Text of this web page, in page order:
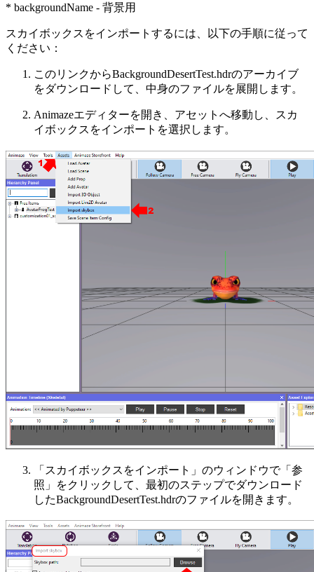
* backgroundName - 背景用
スカイボックスをインポートするには、以下の手順に従って
ください：
このリンクからBackgroundDesertTest.hdrのアーカイブ
をダウンロードして、中身のファイルを展開します。
Animazeエディターを開き、 アセット へ移動し、
スカ
イボックスをインポート を選択します。
「 スカイボックスをインポート 」のウィンドウで「 参
照 」をクリックして、最初のステップでダウンロード
したBackgroundDesertTest.hdrのファイルを開きます。